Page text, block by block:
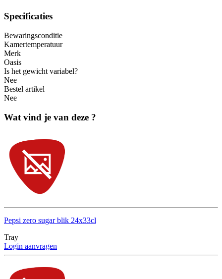
Specificaties
Bewaringsconditie
Kamertemperatuur
Merk
Oasis
Is het gewicht variabel?
Nee
Bestel artikel
Nee
Wat vind je van deze ?
Pepsi zero sugar blik 24x33cl
Tray
Login aanvragen